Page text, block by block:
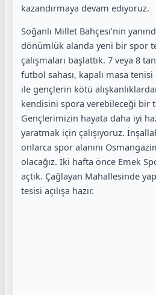
kazandırmaya devam ediyoruz.
Soğanlı Millet Bahçesi’nin
dönümlük alanda yeni bir spor
çalışmaları başlattık. 7 veya 8
futbol sahası, kapalı masa tenisi
ile gençlerin kötü
kendisini spora verebileceği bir
Gençlerimizin hayata daha iyi
yaratmak için çalışıyoruz.
onlarca spor alanını
olacağız. İki hafta önce Emek
açtık. Çağlayan Mahallesinde
tesisi açılışa hazır.